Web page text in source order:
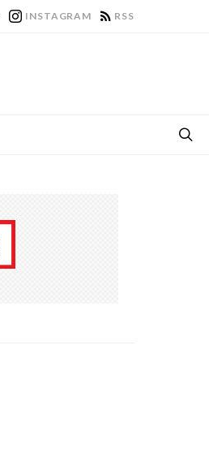
INSTAGRAM RSS